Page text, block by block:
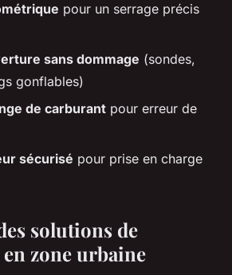
pour un serrage précis
sans dommage (sondes,
gonflables)
de carburant pour erreur de
sécurisé pour prise en charge
solutions de
zone urbaine